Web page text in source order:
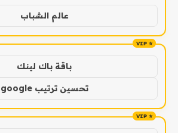
عالم الشباب
باقة باك لينك
تحسين ترتيب google